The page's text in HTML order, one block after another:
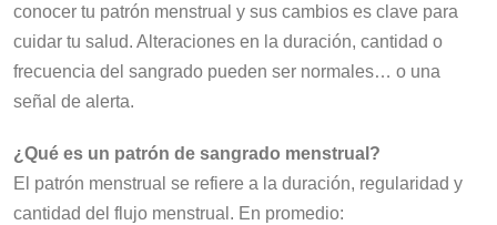
conocer tu patrón menstrual y sus cambios es clave para
cuidar tu salud. Alteraciones en la duración, cantidad o
frecuencia del sangrado pueden ser normales… o una
señal de alerta.
¿Qué es un patrón de sangrado menstrual?
El patrón menstrual se refiere a la duración, regularidad y
cantidad del flujo menstrual. En promedio: